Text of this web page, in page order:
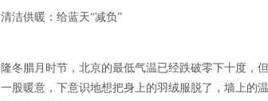
清洁供暖：给蓝天“减负”
隆冬腊月时节，北京的最低气温已经跌破零下十度，
一股暖意，下意识地想把身上的羽绒服脱了，墙上的